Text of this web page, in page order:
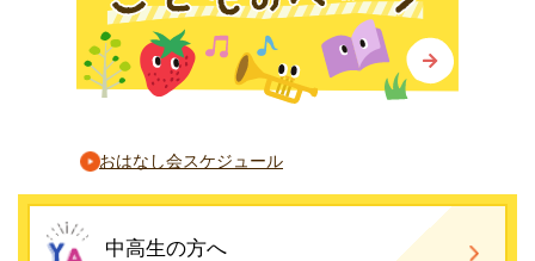
おはなし会スケジュール
中高生の方へ